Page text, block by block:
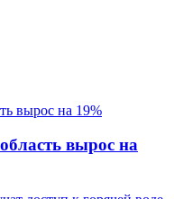
вырос на